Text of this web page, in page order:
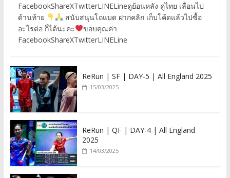
FacebookShareXTwitterLINELineดูย้อนหลัง คู่ไทย เลื่อนไป
ด้านท้าย
สนับสนุนโถแบด ฝากคลิก เก็บโค้ดแล้วไปซื้อ
อะไรต่อ ก็ได้นะคะ
ขอบคุณค่า
FacebookShareXTwitterLINELine
ReRun | SF | DAY-5 | All England 2025
15/03/2025
ReRun | QF | DAY-4 | All England
2025
14/03/2025